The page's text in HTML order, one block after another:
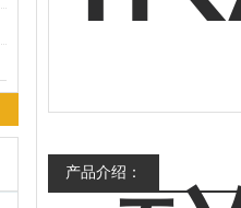
产品介绍：